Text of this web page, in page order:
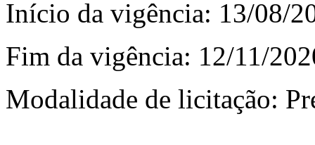
Início da vigência: 13/08/
Fim da vigência: 12/11/
Modalidade de licitação: